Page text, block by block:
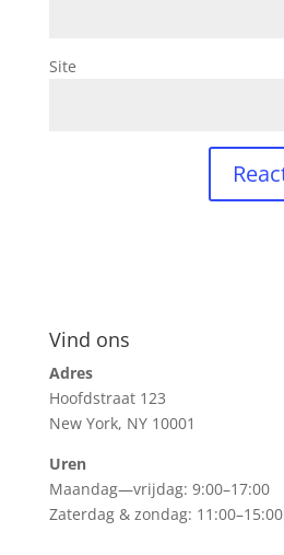
Site
Vind ons
Adres
Hoofdstraat 123
New York, NY 10001
Uren
Maandag—vrijdag: 9:00–17:00
Zaterdag & zondag: 11:00–15:00